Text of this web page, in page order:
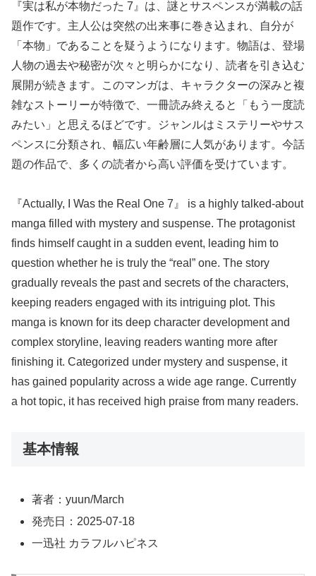
『実は私が本物だった 7』は、謎とサスペンスが満載の話
題作です。主人公は突然の出来事に巻き込まれ、自分が
「本物」であることを疑うようになります。物語は、登場
人物の過去や秘密が次々と明らかになり、読者を引き込む
展開が続きます。このマンガは、キャラクターの深みと複
雑なストーリーが特徴で、一冊読み終えると「もう一度読
みたい」と思えるほどです。ジャンルはミステリーやサス
ペンスに分類され、幅広い年齢層に人気があります。今話
題の作品で、多くの読者から高い評価を受けています。
『Actually, I Was the Real One 7』 is a highly talked-about
manga filled with mystery and suspense. The protagonist
finds himself caught in a sudden event, leading him to
question whether he is truly the “real” one. The story
gradually reveals the past and secrets of the characters,
keeping readers engaged with its intriguing plot. This
manga is known for its deep character development and
complex storyline, leaving readers wanting more after
finishing it. Categorized under mystery and suspense, it
has gained popularity across a wide age range. Currently
a hot topic, it has received high praise from many readers.
基本情報
著者：yuun/March
発売日：2025-07-18
一迅社 カラフルハピネス